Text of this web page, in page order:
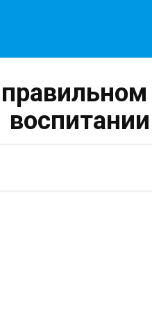
воспитании